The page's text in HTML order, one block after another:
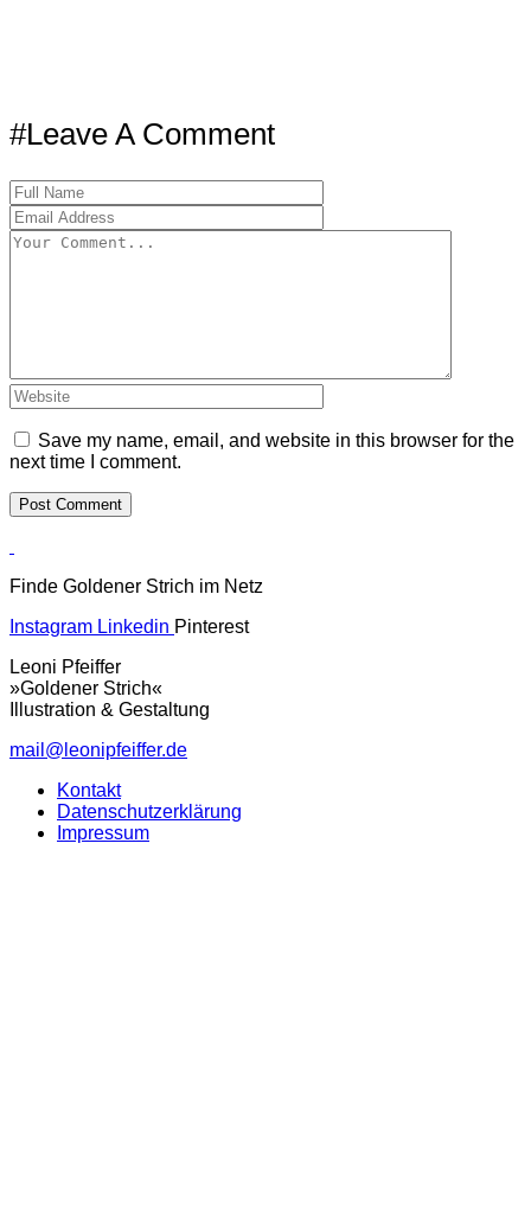
#Leave A Comment
Save my name, email, and website in this browser for the
next time I comment.
Finde Goldener Strich im Netz
Instagram Linkedin Pinterest
Leoni Pfeiffer
»Goldener Strich«
Illustration & Gestaltung
mail@leonipfeiffer.de
Kontakt
Datenschutzerklärung
Impressum